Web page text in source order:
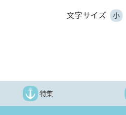
文字サイズ 小
特集